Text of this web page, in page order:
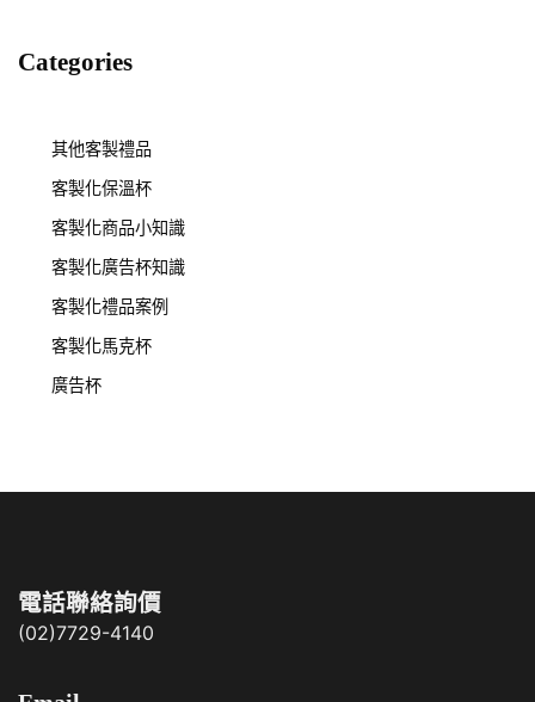
Categories
其他客製禮品
客製化保溫杯
客製化商品小知識
客製化廣告杯知識
客製化禮品案例
客製化馬克杯
廣告杯
電話聯絡詢價
(02)7729-4140